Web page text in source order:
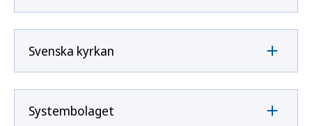
Svenska kyrkan
Systembolaget